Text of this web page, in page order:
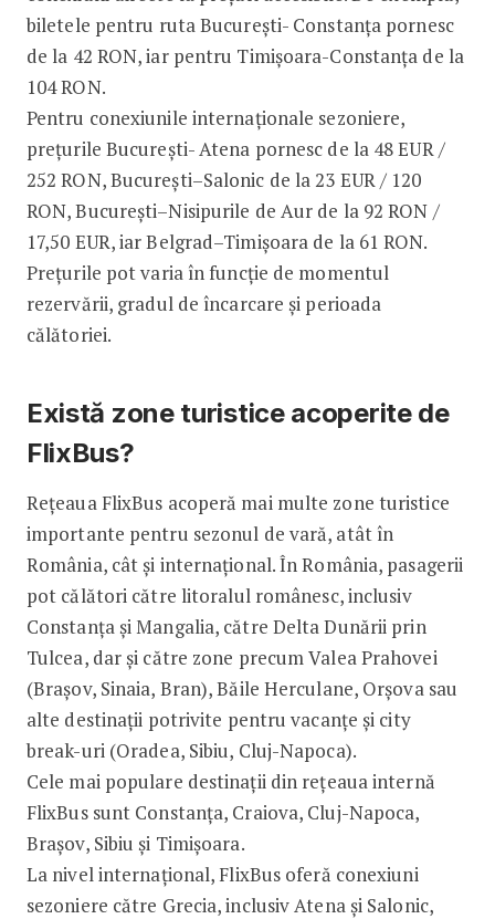
biletele pentru ruta București- Constanța pornesc
de la 42 RON, iar pentru Timișoara-Constanța de la
104 RON.
Pentru conexiunile internaționale sezoniere,
prețurile București- Atena pornesc de la 48 EUR /
252 RON, București–Salonic de la 23 EUR / 120
RON, București–Nisipurile de Aur de la 92 RON /
17,50 EUR, iar Belgrad–Timișoara de la 61 RON.
Prețurile pot varia în funcție de momentul
rezervării, gradul de încarcare și perioada
călătoriei.
Există zone turistice acoperite de
FlixBus?
Rețeaua FlixBus acoperă mai multe zone turistice
importante pentru sezonul de vară, atât în
România, cât și internațional. În România, pasagerii
pot călători către litoralul românesc, inclusiv
Constanța și Mangalia, către Delta Dunării prin
Tulcea, dar și către zone precum Valea Prahovei
(Brașov, Sinaia, Bran), Băile Herculane, Orșova sau
alte destinații potrivite pentru vacanțe și city
break-uri (Oradea, Sibiu, Cluj-Napoca).
Cele mai populare destinații din rețeaua internă
FlixBus sunt Constanța, Craiova, Cluj-Napoca,
Brașov, Sibiu și Timișoara.
La nivel internațional, FlixBus oferă conexiuni
sezoniere către Grecia, inclusiv Atena și Salonic,